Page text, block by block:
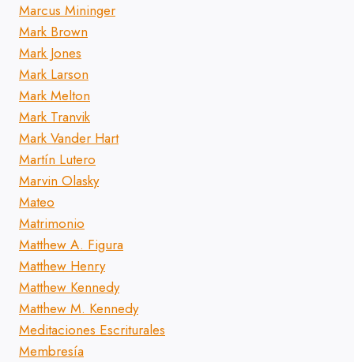
Marcus Mininger
Mark Brown
Mark Jones
Mark Larson
Mark Melton
Mark Tranvik
Mark Vander Hart
Martín Lutero
Marvin Olasky
Mateo
Matrimonio
Matthew A. Figura
Matthew Henry
Matthew Kennedy
Matthew M. Kennedy
Meditaciones Escriturales
Membresía